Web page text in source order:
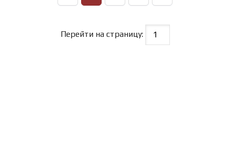
Перейти на страницу: